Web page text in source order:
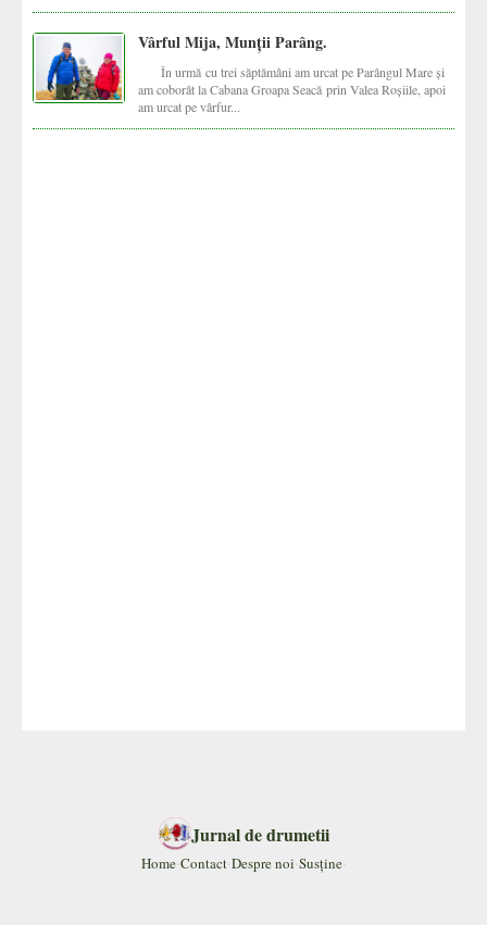
Vârful Mija, Munții Parâng.
În urmă cu trei săptămâni am urcat pe Parângul Mare și
am coborât la Cabana Groapa Seacă prin Valea Roșiile, apoi
am urcat pe vârfur...
Jurnal de drumetii
Home·Contact·Despre noi·Susține·